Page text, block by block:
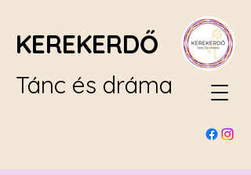
KEREKERDŐ
Tánc és dráma